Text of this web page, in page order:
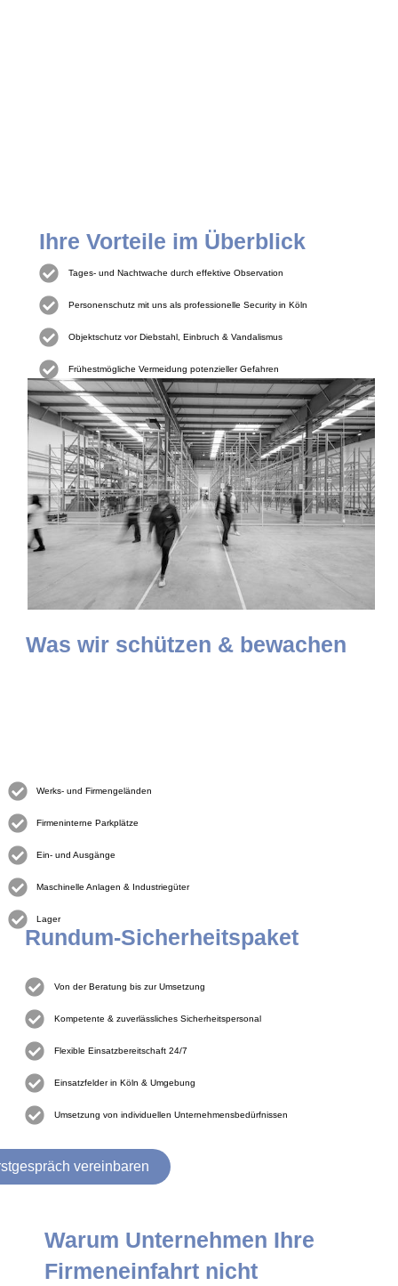
Ihre Vorteile im Überblick
Tages- und Nachtwache durch effektive Observation
Personenschutz mit uns als professionelle Security in Köln
Objektschutz vor Diebstahl, Einbruch & Vandalismus
Frühestmögliche Vermeidung potenzieller Gefahren
Qualifiziertes & flexibel einsatzbereites Sicherheitspersonal
Was wir schützen & bewachen
Werks- und Firmengeländen
Firmeninterne Parkplätze
Ein- und Ausgänge
Maschinelle Anlagen & Industriegüter
Lager
Rundum-Sicherheitspaket
Von der Beratung bis zur Umsetzung
Kompetente & zuverlässliches Sicherheitspersonal
Flexible Einsatzbereitschaft 24/7
Einsatzfelder in Köln & Umgebung
Umsetzung von individuellen Unternehmensbedürfnissen
vereinbaren
Warum Unternehmen Ihre
Firmeneinfahrt nicht